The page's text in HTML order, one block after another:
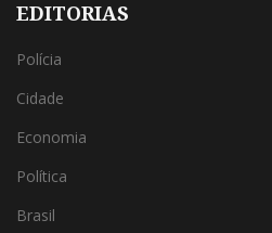
EDITORIAS
Polícia
Cidade
Economia
Política
Brasil